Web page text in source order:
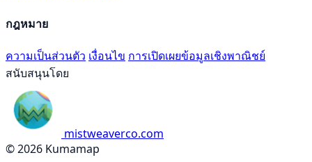
กฎหมาย
ความเป็นส่วนตัว เงื่อนไข การเปิดเผยข้อมูลเชิงพาณิชย์
สนับสนุนโดย
mistweaverco.com
© 2026 Kumamap